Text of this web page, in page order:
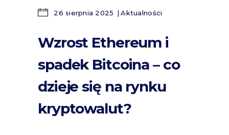
26 sierpnia 2025 Aktualności
Wzrost Ethereum i
spadek Bitcoina – co
dzieje się na rynku
kryptowalut?